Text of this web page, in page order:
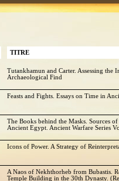
TITRE
Tutankhamun and Carter. Assessing the
Archaeological Find
Feasts and Fights. Essays on Time in
The Books behind the Masks. Sources
Ancient Egypt. Ancient Warfare Series
Icons of Power. A Strategy of
A Naos of Nekhthorheb from Bubastis.
Temple Building in the 30th Dynasty.